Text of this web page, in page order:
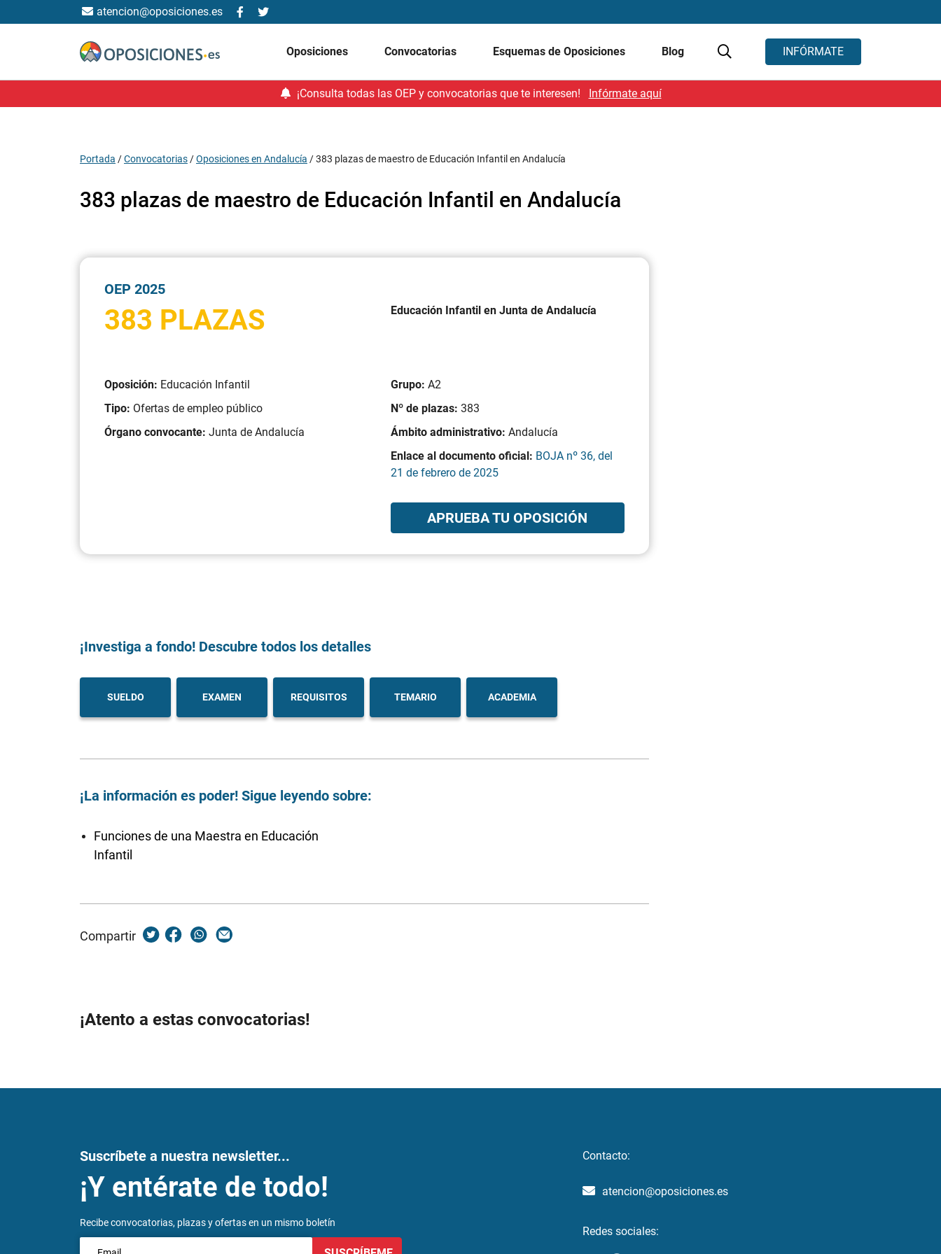
atencion@oposiciones.es
Oposiciones Convocatorias Esquemas de Oposiciones Blog INFÓRMATE
¡Consulta todas las OEP y convocatorias que te interesen! Infórmate aquí
Portada /Convocatorias /Oposiciones en Andalucía /383 plazas de maestro de Educación Infantil en Andalucía
383 plazas de maestro de Educación Infantil en Andalucía
OEP 2025
383 PLAZAS Educación Infantil en Junta de Andalucía
Oposición: Educación Infantil
Tipo: Ofertas de empleo público
Órgano convocante: Junta de Andalucía
Grupo: A2
Nº de plazas: 383
Ámbito administrativo: Andalucía
Enlace al documento oficial: BOJA nº 36, del
21 de febrero de 2025
APRUEBA TU OPOSICIÓN
¡Investiga a fondo! Descubre todos los detalles
SUELDO EXAMEN REQUISITOS TEMARIO ACADEMIA
¡La información es poder! Sigue leyendo sobre:
Funciones de una Maestra en Educación
Infantil
Compartir
¡Atento a estas convocatorias!
Suscríbete a nuestra newsletter...
¡Y entérate de todo!
Recibe convocatorias, plazas y ofertas en un mismo boletín
Contacto:
atencion@oposiciones.es
Redes sociales: